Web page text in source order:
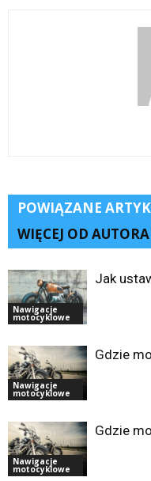
POWIĄZANE
WIĘCEJ OD AUTORA
Nawigacje
motocyklowe
Jak
Nawigacje
motocyklowe
Gdzie
Nawigacje
motocyklowe
Gdzie